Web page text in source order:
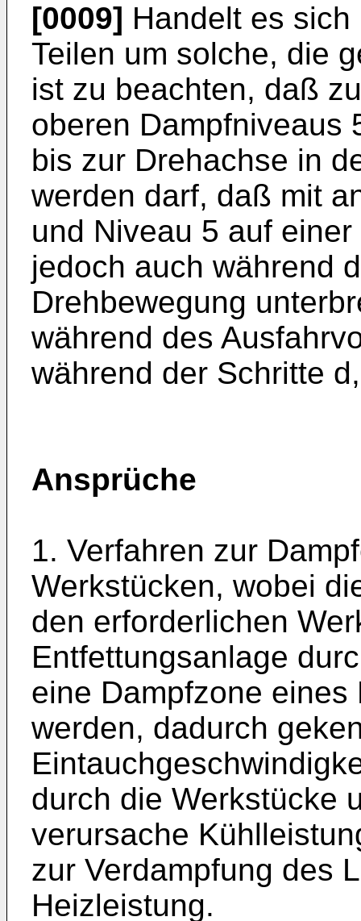
[0009] Handelt es
Teilen um solche, die
ist zu beachten, daß
oberen Dampfniveaus
bis zur Drehachse in
werden darf, daß mit
und Niveau 5 auf
jedoch auch während
Drehbewegung
während des
während der Schritte
Ansprüche
1. Verfahren zur
Werkstücken, wobei
den erforderlichen
Entfettungsanlage
eine Dampfzone
werden, dadurch
durch die Werkstücke
verursache
zur Verdampfung des
Heizleistung.